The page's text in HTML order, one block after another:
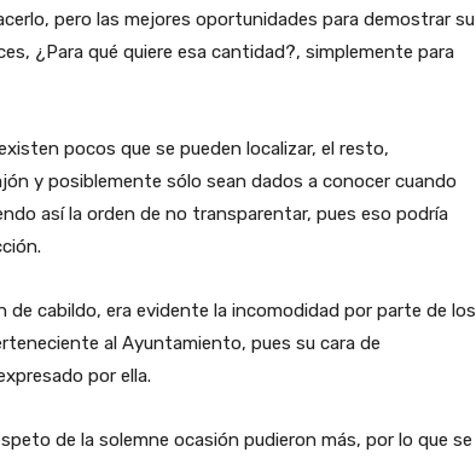
pero las mejores oportunidades para demostrar su
¿Para qué quiere esa cantidad?, simplemente para
pocos que se pueden localizar, el resto,
y posiblemente sólo sean dados a conocer cuando
así la orden de no transparentar, pues eso podría
cabildo, era evidente la incomodidad por parte de los
al Ayuntamiento, pues su cara de
por ella.
de la solemne ocasión pudieron más, por lo que se